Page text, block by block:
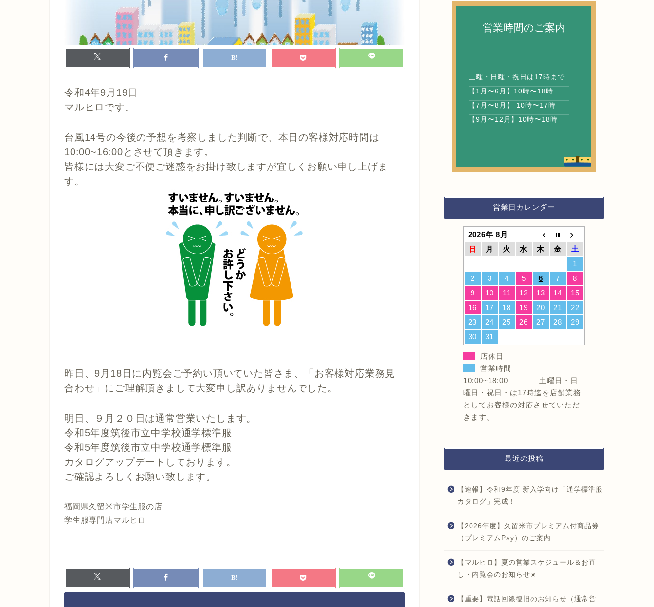
令和4年9月19日
マルヒロです。
台風14号の今後の予想を考察しました判断で、本日の客様対応時間は
10:00~16:00とさせて頂きます。
皆様には大変ご不便ご迷惑をお掛け致しますが宜しくお願い申し上げま
す。
昨日、9月18日に内覧会ご予約い頂いていた皆さま、
「お客様対応業務見
合わせ」にご理解頂きまして大変申し訳ありませんでした。
明日、９月２０日は通常営業いたします。
令和5年度筑後市立中学校通学標準服
令和5年度筑後市立中学校通学標準服
カタログアップデートしております。
ご確認よろしくお願い致します。
福岡県久留米市学生服の店
学生服専門店マルヒロ
営業時間のご案内
土曜・日曜・祝日は17時まで
【1月〜6月】10時〜18時
【7月〜8月】 10時〜17時
【9月〜12月】10時〜18時
営業日カレンダー
2026年 8月
日
月 火 水 木 金
土
1
2
3 4 5 6 7
8
9
10 11 12 13 14
15
16
17 18 19 20 21
22
23
24 25 26 27 28
29
30
31
店休日
営業時間
10:00~18:00 土曜日・日
曜日・祝日・は17時迄を店舗業務
としてお客様の対応させていただ
きます。
最近の投稿
【速報】令和9年度 新入学向け「通学標準服
カタログ」完成！
【2026年度】久留米市プレミアム付商品券
（プレミアムPay）のご案内
【マルヒロ】夏の営業スケジュール＆お直
し・内覧会のお知らせ☀️
【重要】電話回線復旧のお知らせ（通常営